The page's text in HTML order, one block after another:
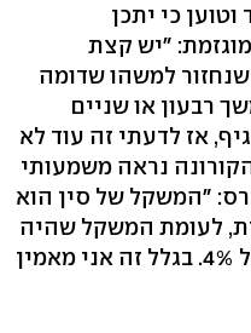
כי יתכן
"יש קצת
שנחזור למשהו שדומה
רבעון או שניים
אז לדעתי זה עוד לא
נראה משמעותי
"המשקל של סין הוא
לעומת המשקל שהיה
לה בתקופת הסארס, שעמד על 4%. בגלל זה אני מאמין